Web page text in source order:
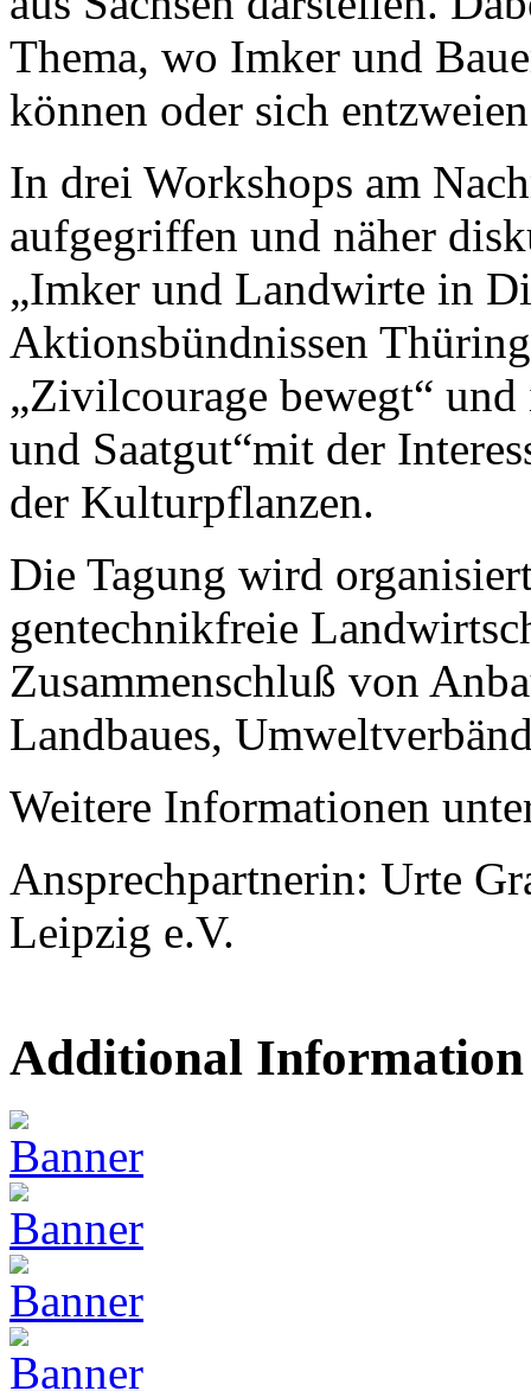
Thema, wo Imker und
können oder sich
In drei Workshops am
aufgegriffen und näher
„Imker und Landwirte in
Aktionsbündnissen
„Zivilcourage bewegt“
und Saatgut“mit der
der Kulturpflanzen.
Die Tagung wird
gentechnikfreie
Zusammenschluß von
Landbaues,
Weitere Informationen
Ansprechpartnerin: Urte
Leipzig e.V.
Additional Information